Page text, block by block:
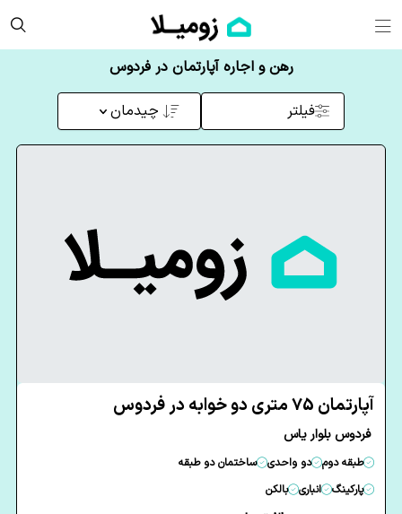
رهن و اجاره آپارتمان در فردوس
فیلتر چیدمان
آپارتمان 75 متری دو خوابه در فردوس
فردوس بلوار یاس
طبقه دوم دو واحدی
ساختمان دو طبقه
پارکینگ
انباری بالکن